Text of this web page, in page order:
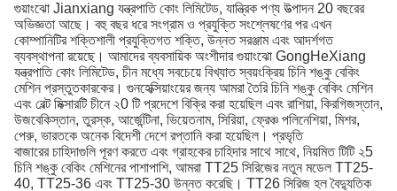
গুয়াংঝো Jianxiang যন্ত্রপাতি কোং লিমিটেড, যান্ত্রিক পণ্য উত্পাদন 20 বছরের
অভিজ্ঞতা আছে। বহু বছর ধরে সংগ্রাম ও প্রযুক্তি সংশ্লেষণের পর এখন
কোম্পানিটির শক্তিশালী প্রযুক্তিগত শক্তি, উন্নত সরঞ্জাম এবং আদর্শগত
ব্যবস্থাপনা রয়েছে। আমাদের ব্যবসায়িক অংশীদার গুয়াংঝো GongHeXiang
যন্ত্রপাতি কোং লিমিটেড, চীন মধ্যে সবচেয়ে বিখ্যাত স্বয়ংক্রিয় চিনি শঙ্কু বেকিং
মেশিন প্রস্তুতকারকের। গুনহেক্সিয়াংয়ের জন্য আমরা তৈরি চিনি শঙ্কু বেকিং মেশিন
এবং বেল্ট মিক্সারটি চীনে ২0 টি প্রদেশে বিক্রি করা হয়েছিল এবং রাশিয়া, কিরগিজস্তান,
উজবেকিস্তান, তুরস্ক, আর্জেন্টিনা, ভিয়েতনাম, সিরিয়া, ফ্রেঞ্চ পলিনেশিয়া, মিশর,
পেরু, ভারতকে অনেক বিদেশী দেশে রপ্তানি করা হয়েছিল। প্রভৃতি
বাজারের চাহিদাগুলি পূরণ করতে এবং গ্রাহকের চাহিদার সাথে সাথে, নিয়মিত টিটি ২5
চিনি শঙ্কু বেকিং মেশিনের পাশাপাশি, আমরা TT25 সিরিজের নতুন মডেল TT25-
40, TT25-36 এবং TT25-30 উন্নত করেছি। TT26 সিরিজ হল বৈদ্যুতিক